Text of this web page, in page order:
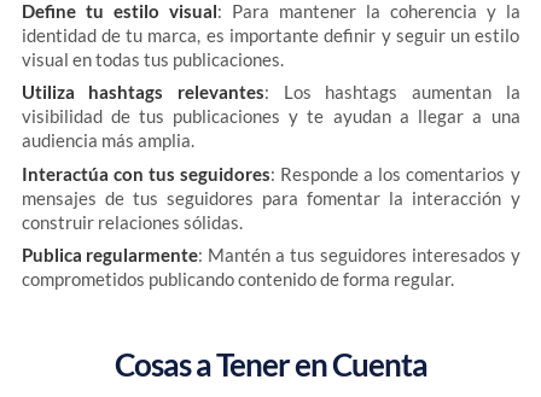
Define tu estilo visual: Para mantener la coherencia y la
identidad de tu marca, es importante definir y seguir un estilo
visual en todas tus publicaciones.
Utiliza hashtags relevantes: Los hashtags aumentan la
visibilidad de tus publicaciones y te ayudan a llegar a una
audiencia más amplia.
Interactúa con tus seguidores: Responde a los comentarios y
mensajes de tus seguidores para fomentar la interacción y
construir relaciones sólidas.
Publica regularmente: Mantén a tus seguidores interesados y
comprometidos publicando contenido de forma regular.
Cosas a Tener en Cuenta